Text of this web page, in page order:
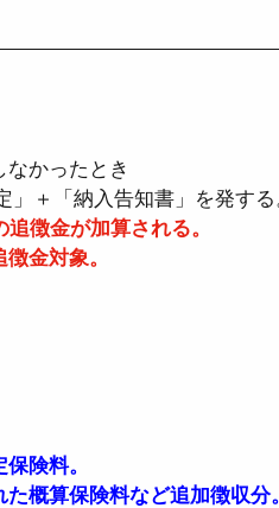
なかったとき
＋「納入告知書」を発する
追徴金が加算される。
徴金対象。
険料。
概算保険料など追加徴収分。